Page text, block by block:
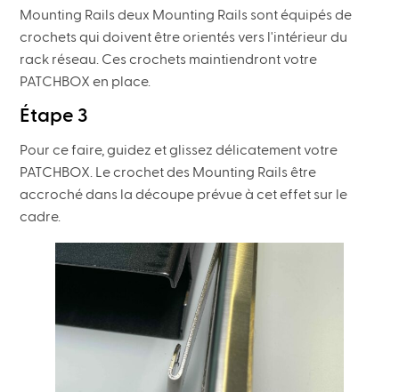
Mounting Rails deux Mounting Rails sont équipés de
crochets qui doivent être orientés vers l'intérieur du
rack réseau. Ces crochets maintiendront votre
PATCHBOX en place.
Étape 3
Pour ce faire, guidez et glissez délicatement votre
PATCHBOX. Le crochet des Mounting Rails être
accroché dans la découpe prévue à cet effet sur le
cadre.